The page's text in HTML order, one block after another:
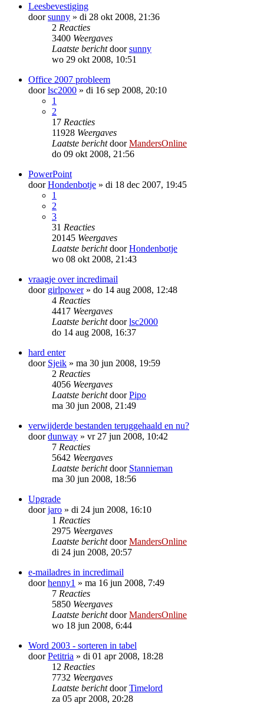
Leesbevestiging
doorsunny » di 28 okt 2008, 21:36
2 Reacties
3400 Weergaves
Laatste berichtdoorsunny
wo 29 okt 2008, 10:51
Office 2007 probleem
doorlsc2000 » di 16 sep 2008, 20:10
1
2
17 Reacties
11928 Weergaves
Laatste berichtdoorMandersOnline
do 09 okt 2008, 21:56
PowerPoint
doorHondenbotje » di 18 dec 2007, 19:45
1
2
3
31 Reacties
20145 Weergaves
Laatste berichtdoorHondenbotje
wo 08 okt 2008, 21:43
vraagje over incredimail
door girlpower» do 14 aug 2008, 12:48
4 Reacties
4417 Weergaves
Laatste berichtdoorlsc2000
do 14 aug 2008, 16:37
hard enter
door Sjeik » ma 30 jun 2008, 19:59
2 Reacties
4056 Weergaves
Laatste berichtdoorPipo
ma 30 jun 2008, 21:49
verwijderde bestanden teruggehaald en nu?
doordunway » vr 27 jun 2008, 10:42
7 Reacties
5642 Weergaves
Laatste berichtdoor Stannieman
ma 30 jun 2008, 18:56
Upgrade
doorjaro » di 24 jun 2008, 16:10
1 Reacties
2975 Weergaves
Laatste berichtdoorMandersOnline
di 24 jun 2008, 20:57
e-mailadres in incredimail
doorhenny1 » ma 16 jun 2008, 7:49
7 Reacties
5850 Weergaves
Laatste berichtdoorMandersOnline
wo 18 jun 2008, 6:44
Word 2003 - sorteren in tabel
doorPetitria » di 01 apr 2008, 18:28
12 Reacties
7732 Weergaves
Laatste berichtdoorTimelord
za 05 apr 2008, 20:28